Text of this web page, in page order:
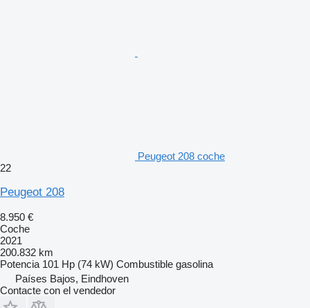
Peugeot 208 coche
22
Peugeot 208
8.950 €
Coche
2021
200.832 km
Potencia 101 Hp (74 kW) Combustible gasolina
Países Bajos, Eindhoven
Contacte con el vendedor